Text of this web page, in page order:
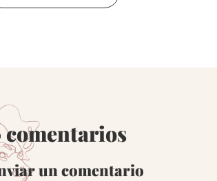
comentarios
un comentario